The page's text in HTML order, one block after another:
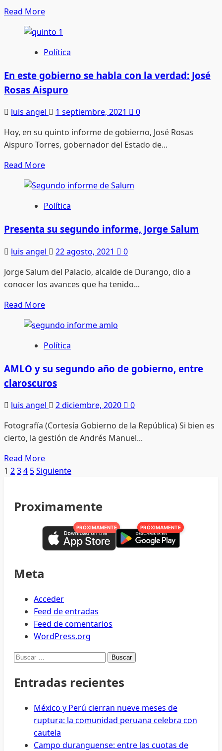
Read MoreRead
about
Tiene
un
nuevo
Congreso;
algunos
repiten
Política
En este gobierno se habla con la verdad: José
Rosas Aispuro
luis angel 1 septiembre, 2021
0
Hoy, en su quinto informe de gobierno, José Rosas
Aispuro Torres, gobernador del Estado de...
Read MoreRead
about
En
gobierno
habla
la
verdad:
Aispuro
Política
Presenta su segundo informe, Jorge Salum
luis angel 22 agosto, 2021
0
Jorge Salum del Palacio, alcalde de Durango, dio a
conocer los avances que ha tenido...
Read MoreRead
about
Presenta
segundo
informe,
Jorge
Salum
Política
AMLO y su segundo año de gobierno, entre
claroscuros
luis angel 2 diciembre, 2020
0
Fotografía (Cortesía Gobierno de la República) Si bien es
cierto, la gestión de Andrés Manuel...
Read MoreRead
more
y
segundo
año
claroscuros
Paginación
entradas
1 234 5Siguiente
Proximamente
PRÓXIMAMENTE PRÓXIMAMENTE
Meta
Acceder
Feed de entradas
Feed de comentarios
WordPress.org
Buscar:
Entradas recientes
México y Perú cierran nueve meses de
ruptura: la comunidad peruana celebra con
cautela
Campo duranguense: entre las cuotas de